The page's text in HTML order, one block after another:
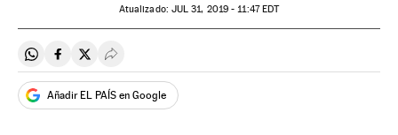
atualizado: JUL 31, 2019 - 11:47EDT
Compartir en Whatsapp
Compartir en Facebook
Compartir en Twitter
Desplegar Redes Sociales
Añadir EL PAÍS en Google